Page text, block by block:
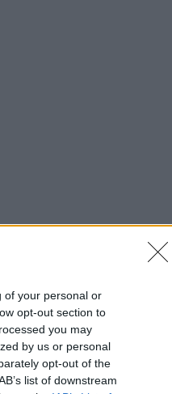
of your personal or
opt-out section to
you may
by us or personal
opt-out of the
list of downstream